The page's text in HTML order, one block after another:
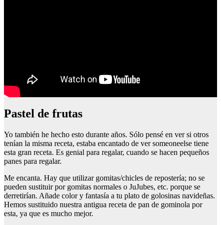
pastel de frutas
Yo también he hecho esto durante años. Sólo pensé en ver si otros
tenían la misma receta, estaba encantado de ver someoneelse tiene
esta gran receta. Es genial para regalar, cuando se hacen pequeños
panes para regalar.
Me encanta. Hay que utilizar gomitas/chicles de repostería; no se
pueden sustituir por gomitas normales o JuJubes, etc. porque se
derretirían. Añade color y fantasía a tu plato de golosinas navideñas.
Hemos sustituido nuestra antigua receta de pan de gominola por
esta, ya que es mucho mejor.